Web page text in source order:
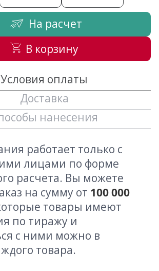
На расчет
В корзину
Условия оплаты
Доставка
нанесения
работает только с
лицами по форме
расчета. Вы можете
на сумму от 100 000
товары имеют
по тиражу и
с ними можно в
товара.